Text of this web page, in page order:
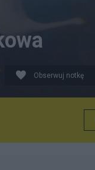
Obserwuj notkę